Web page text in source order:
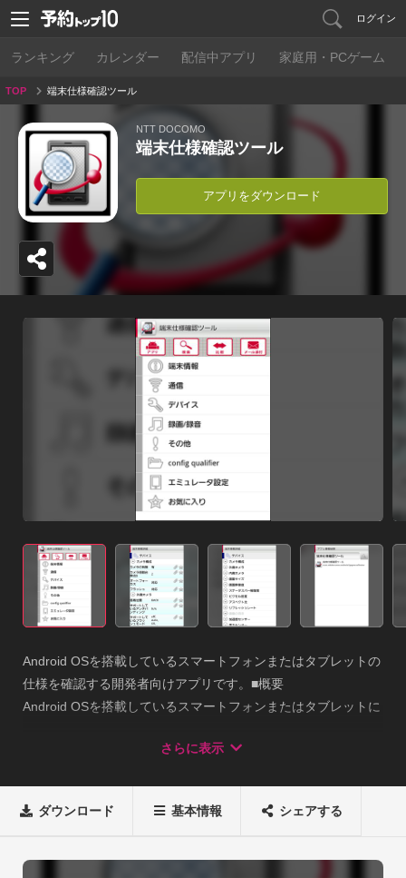
ログイン
ランキング カレンダー 配信中アプリ 家庭用・PCゲーム
TOP 端末仕様確認ツール
NTT DOCOMO
端末仕様確認ツール
アプリをダウンロード
Android OSを搭載しているスマートフォンまたはタブレットの
仕様を確認する開発者向けアプリです。■概要
Android OSを搭載しているスマートフォンまたはタブレットに
ストール済アプリ情報が確認できます。■主な機能/特徴
・端末仕様の比較
・項目取得時に利用しているAPI情報の表示
さらに表示
ダウンロード 基本情報 シェアする